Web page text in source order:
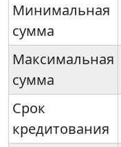
Минимальная
сумма
Максимальная
сумма
Срок
кредитования